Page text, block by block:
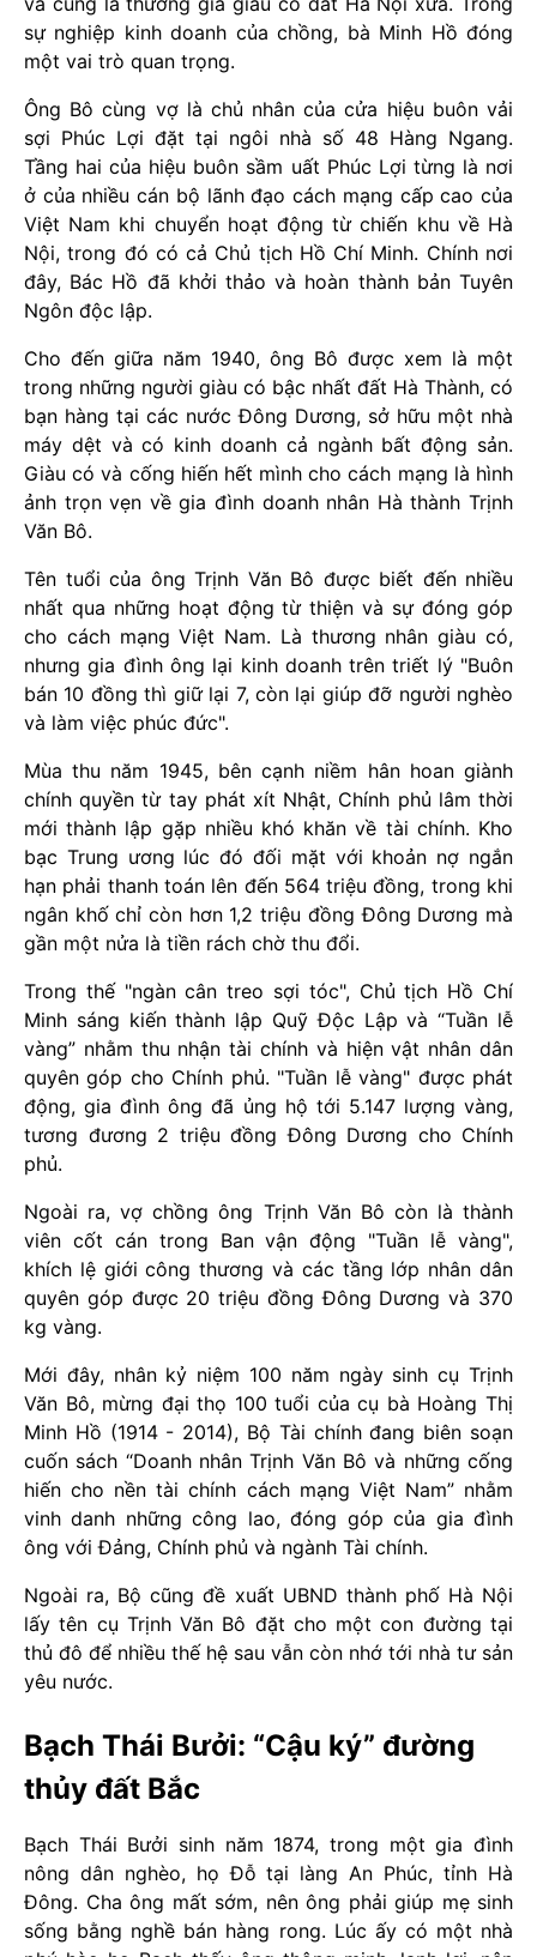
sự nghiệp kinh doanh của chồng, bà Minh Hồ đóng
một vai trò quan trọng.
Ông Bô cùng vợ là chủ nhân của cửa hiệu buôn vải
sợi Phúc Lợi đặt tại ngôi nhà số 48 Hàng Ngang.
Tầng hai của hiệu buôn sầm uất Phúc Lợi từng là nơi
ở của nhiều cán bộ lãnh đạo cách mạng cấp cao của
Việt Nam khi chuyển hoạt động từ chiến khu về Hà
Nội, trong đó có cả Chủ tịch Hồ Chí Minh. Chính nơi
đây, Bác Hồ đã khởi thảo và hoàn thành bản Tuyên
Ngôn độc lập.
Cho đến giữa năm 1940, ông Bô được xem là một
trong những người giàu có bậc nhất đất Hà Thành, có
bạn hàng tại các nước Đông Dương, sở hữu một nhà
máy dệt và có kinh doanh cả ngành bất động sản.
Giàu có và cống hiến hết mình cho cách mạng là hình
ảnh trọn vẹn về gia đình doanh nhân Hà thành Trịnh
Văn Bô.
Tên tuổi của ông Trịnh Văn Bô được biết đến nhiều
nhất qua những hoạt động từ thiện và sự đóng góp
cho cách mạng Việt Nam. Là thương nhân giàu có,
nhưng gia đình ông lại kinh doanh trên triết lý "Buôn
bán 10 đồng thì giữ lại 7, còn lại giúp đỡ người nghèo
và làm việc phúc đức".
Mùa thu năm 1945, bên cạnh niềm hân hoan giành
chính quyền từ tay phát xít Nhật, Chính phủ lâm thời
mới thành lập gặp nhiều khó khăn về tài chính. Kho
bạc Trung ương lúc đó đối mặt với khoản nợ ngắn
hạn phải thanh toán lên đến 564 triệu đồng, trong khi
ngân khố chỉ còn hơn 1,2 triệu đồng Đông Dương mà
gần một nửa là tiền rách chờ thu đổi.
Trong thế "ngàn cân treo sợi tóc", Chủ tịch Hồ Chí
Minh sáng kiến thành lập Quỹ Độc Lập và “Tuần lễ
vàng” nhằm thu nhận tài chính và hiện vật nhân dân
quyên góp cho Chính phủ. "Tuần lễ vàng" được phát
động, gia đình ông đã ủng hộ tới 5.147 lượng vàng,
tương đương 2 triệu đồng Đông Dương cho Chính
phủ.
Ngoài ra, vợ chồng ông Trịnh Văn Bô còn là thành
viên cốt cán trong Ban vận động "Tuần lễ vàng",
khích lệ giới công thương và các tầng lớp nhân dân
quyên góp được 20 triệu đồng Đông Dương và 370
kg vàng.
Mới đây, nhân kỷ niệm 100 năm ngày sinh cụ Trịnh
Văn Bô, mừng đại thọ 100 tuổi của cụ bà Hoàng Thị
Minh Hồ (1914 - 2014), Bộ Tài chính đang biên soạn
cuốn sách “Doanh nhân Trịnh Văn Bô và những cống
hiến cho nền tài chính cách mạng Việt Nam” nhằm
vinh danh những công lao, đóng góp của gia đình
ông với Đảng, Chính phủ và ngành Tài chính.
Ngoài ra, Bộ cũng đề xuất UBND thành phố Hà Nội
lấy tên cụ Trịnh Văn Bô đặt cho một con đường tại
thủ đô để nhiều thế hệ sau vẫn còn nhớ tới nhà tư sản
yêu nước.
Bạch Thái Bưởi: “Cậu ký” đường
thủy đất Bắc
Bạch Thái Bưởi sinh năm 1874, trong một gia đình
nông dân nghèo, họ Đỗ tại làng An Phúc, tỉnh Hà
Đông. Cha ông mất sớm, nên ông phải giúp mẹ sinh
sống bằng nghề bán hàng rong. Lúc ấy có một nhà